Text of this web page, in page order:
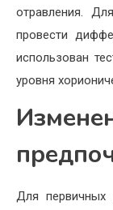
отравления.
провести
использован
уровня
Для первичных